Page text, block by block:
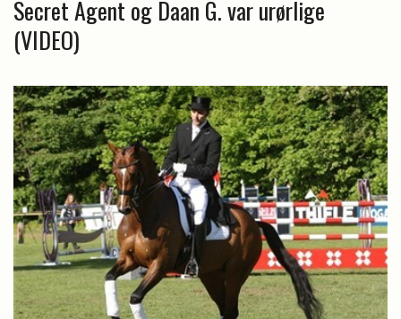
Secret Agent og Daan G. var urørlige
(VIDEO)